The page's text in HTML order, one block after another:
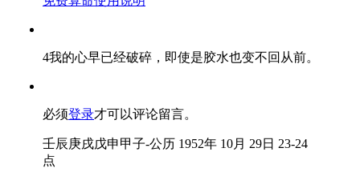
4我的心早已经破碎，即使是胶水也变不回从前。
必须登录才可以评论留言。
壬辰庚戌戊申甲子-公历 1952年 10月 29日 23-24
点